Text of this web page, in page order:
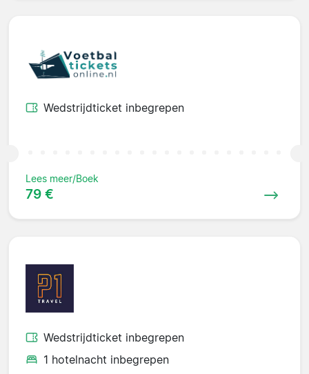
Wedstrijdticket inbegrepen
Lees meer/Boek
79 €
Wedstrijdticket inbegrepen
1 hotelnacht inbegrepen